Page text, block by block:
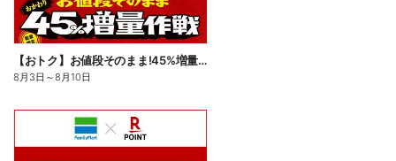
【おトク】お値段そのまま!45%増量作戦!
8月3日 ～8月10日